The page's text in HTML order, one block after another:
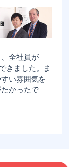
全社員が
きました。ま
い雰囲気を
かったで